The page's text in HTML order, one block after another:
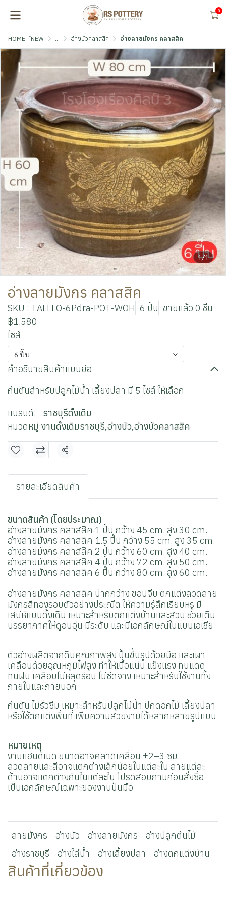
0
HOME - ์NEW ... อ่างบัวคลาสสิค อ่างลายมังกร คลาสสิค
1/1
อ่างลายมังกร คลาสสิค
SKU : TALLLO-6Pdra-POT-WOH 6 ปี๊บ ขายแล้ว 0 ชิ้น
฿1,580
ไซส์
6 ปี๊บ
คำอธิบายสินค้าแบบย่อ
ก้นตันสำหรับปลูกไม้น้ำ เลี้ยงปลา มี 5 ไซส์ ให้เลือก
แบรนด์:
ราชบุรีดั้งเดิม
หมวดหมู่:งานดั้งเดิมราชบุรี,อ่างบัว,อ่างบัวคลาสสิค
แชร์
รายละเอียดสินค้า
ขนาดสินค้า (โดยประมาณ)
อ่างลายมังกร คลาสสิค 1 ปี๊บ กว้าง 45 cm. สูง 30 cm.
อ่างลายมังกร คลาสสิค 1.5 ปี๊บ กว้าง 55 cm. สูง 35 cm.
อ่างลายมังกร คลาสสิค 2 ปี๊บ กว้าง 60 cm. สูง 40 cm.
อ่างลายมังกร คลาสสิค 4 ปี๊บ กว้าง 72 cm. สูง 50 cm.
อ่างลายมังกร คลาสสิค 6 ปี๊บ กว้าง 80 cm. สูง 60 cm.
อ่างลายมังกร คลาสสิค ปากกว้าง ขอบจีบ ตกแต่งลวดลาย
มังกรสีทองรอบตัวอย่างประณีต ให้ความรู้สึกเรียบหรู มี
เสน่ห์แบบดั้งเดิม เหมาะสำหรับตกแต่งบ้านและสวน ช่วยเติม
บรรยากาศให้ดูอบอุ่น มีระดับ และมีเอกลักษณ์ในแบบเอเชีย
ตัวอ่างผลิตจากดินคุณภาพสูง ปั้นขึ้นรูปด้วยมือ และเผา
เคลือบด้วยอุณหภูมิไฟสูง ทำให้เนื้อแน่น แข็งแรง ทนแดด
ทนฝน เคลือบไม่หลุดร่อน ไม่ซีดจาง เหมาะสำหรับใช้งานทั้ง
ภายในและภายนอก
ก้นตัน ไม่รั่วซึม เหมาะสำหรับปลูกไม้น้ำ ปักดอกไม้ เลี้ยงปลา
หรือใช้ตกแต่งพื้นที่ เพิ่มความสวยงามได้หลากหลายรูปแบบ
หมายเหตุ
งานแฮนด์เมด ขนาดอาจคลาดเคลื่อน ±2–3 ซม.
ลวดลายและสีอาจแตกต่างเล็กน้อยในแต่ละใบ ลายแต่ละ
ด้านอาจแตกต่างกันในแต่ละใบ โปรดสอบถามก่อนสั่งซื้อ
เป็นเอกลักษณ์เฉพาะของงานปั้นมือ
ลายมังกร อ่างบัว อ่างลายมังกร
อ่างปลูกต้นไม้
อ่างราชบุรี
อ่างใส่น้ำ อ่างเลี้ยงปลา อ่างตกแต่งบ้าน
สินค้าที่เกี่ยวข้อง